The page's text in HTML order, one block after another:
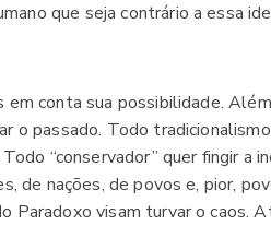
que seja contrário a essa
conta sua possibilidade.
o passado. Todo
“conservador” quer fingir a
de nações, de povos e, pior,
Paradoxo visam turvar o caos.